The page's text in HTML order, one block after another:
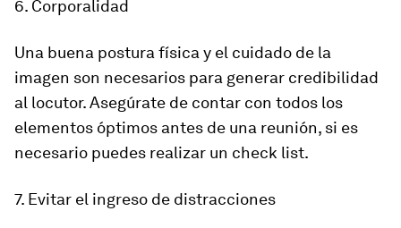
6. Corporalidad
Una buena postura física y el cuidado de la
imagen son necesarios para generar credibilidad
al locutor. Asegúrate de contar con todos los
elementos óptimos antes de una reunión, si es
necesario puedes realizar un check list.
7. Evitar el ingreso de distracciones